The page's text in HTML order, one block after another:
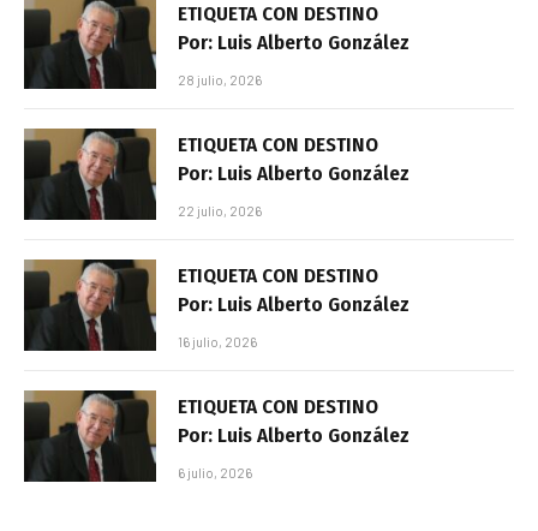
ETIQUETA CON DESTINO
Por: Luis Alberto González
28 julio, 2026
ETIQUETA CON DESTINO
Por: Luis Alberto González
22 julio, 2026
ETIQUETA CON DESTINO
Por: Luis Alberto González
16 julio, 2026
ETIQUETA CON DESTINO
Por: Luis Alberto González
6 julio, 2026